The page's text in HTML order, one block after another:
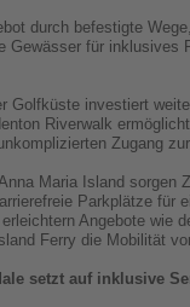
durch befestigte
Gewässer für inklusives
Golfküste investiert
Riverwalk
Zugang
Maria Island sorgen
Parkplätze für
Angebote wie
Ferry die Mobilität
setzt auf inklusive